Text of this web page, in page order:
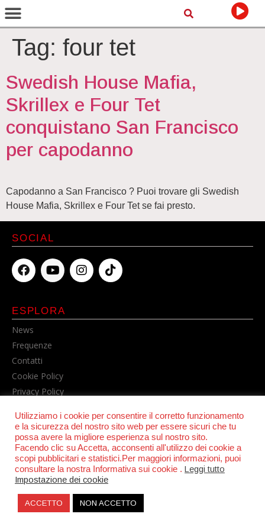
Tag: four tet
Swedish House Mafia,
Skrillex e Four Tet
conquistano San Francisco
per capodanno
Capodanno a San Francisco ? Puoi trovare gli Swedish
House Mafia, Skrillex e Four Tet se fai presto.
© POWER RADIO srl | C.F. e P.IVA 06157210631
ESPLORA
News
Frequenze
Contatti
Cookie Policy
Privacy Policy
SOCIAL
Utilizziamo i cookie per consentire il corretto funzionamento
e la sicurezza del nostro sito web per essere sicuri che tu
possa avere la migliore esperienza sul nostro sito.
Facendo clic su Accetta, acconsenti all'utilizzo dei cookie a
scopi pubblicitari e statistici.Per maggiori informazioni, puoi
consultare la nostra Informativa sui cookie . Leggi tutto
Impostazione dei cookie
ACCETTO NON ACCETTO